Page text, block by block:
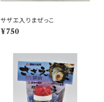
サザエ入りまぜっこ
¥750